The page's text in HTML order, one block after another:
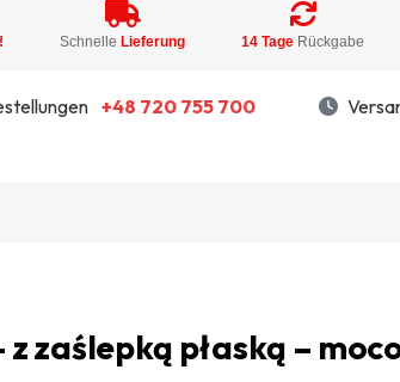
Schnelle Lieferung 14 Tage Rückgabe
+48 720 755 700
zaślepką płaską –